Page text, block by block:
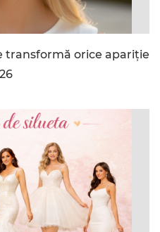
transformă orice apariție